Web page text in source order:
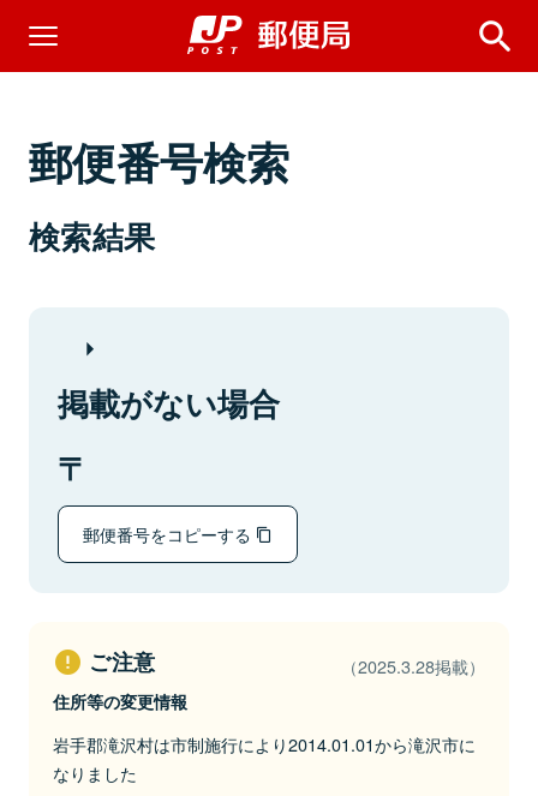
郵便番号検索
検索結果
掲載がない場合
郵便番号をコピーする
ご注意 （2025.3.28掲載）
住所等の変更情報
岩手郡滝沢村は市制施行により2014.01.01から滝沢市に
なりました